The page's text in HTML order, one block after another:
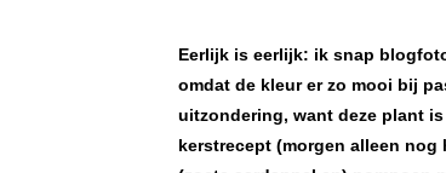
Eerlijk is eerlijk: ik snap
omdat de kleur er zo mooi bij
uitzondering, want deze plant
kerstrecept (morgen alleen